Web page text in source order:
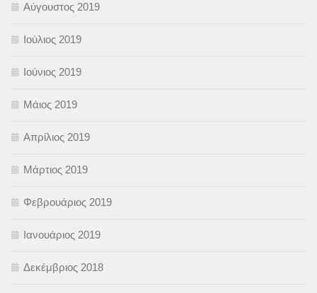
Αύγουστος 2019
Ιούλιος 2019
Ιούνιος 2019
Μάιος 2019
Απρίλιος 2019
Μάρτιος 2019
Φεβρουάριος 2019
Ιανουάριος 2019
Δεκέμβριος 2018